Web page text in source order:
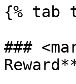
{% tab
###